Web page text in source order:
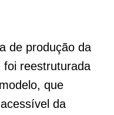
de produção da
foi reestruturada
que
da